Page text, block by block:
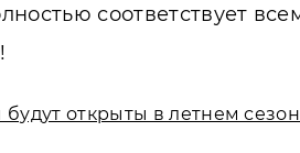
соответствует
открыты в летнем